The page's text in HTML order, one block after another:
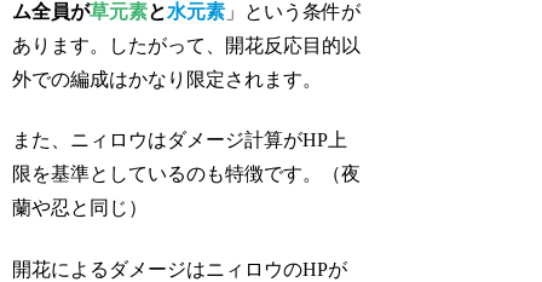
ム全員が草元素と水元素 」という条件が
あります。したがって、開花反応目的以
外での編成はかなり限定されます。
また、ニィロウはダメージ計算がHP上
限を基準としているのも特徴です。（夜
蘭や忍と同じ）
開花によるダメージはニィロウのHPが